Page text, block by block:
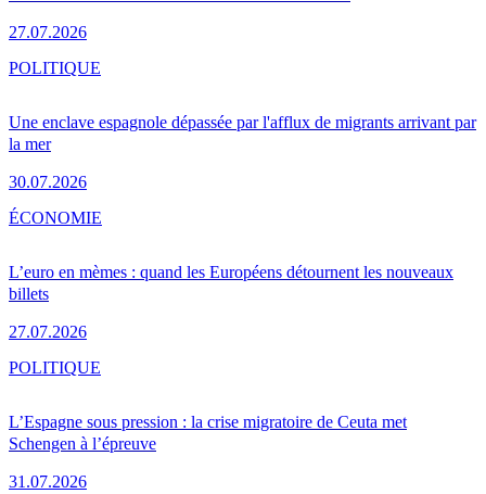
27.07.2026
Une enclave espagnole dépassée par l'afflux de migrants arrivant par
la mer
30.07.2026
POLITIQUE
L’euro en mèmes : quand les Européens détournent les nouveaux
billets
27.07.2026
ÉCONOMIE
L’Espagne sous pression : la crise migratoire de Ceuta met
Schengen à l’épreuve
31.07.2026
POLITIQUE